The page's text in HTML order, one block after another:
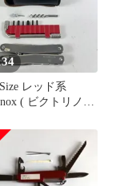
レッド系
( ビクトリノッ
エックス プラス
SX Plus 64013
チツール
ャンピングギア